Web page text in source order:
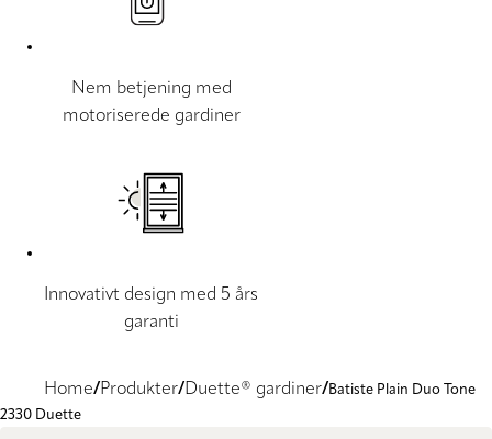
Nem betjening med
motoriserede gardiner
Innovativt design med 5 års
garanti
Home Produkter Duette® gardiner
Batiste Plain Duo Tone
2330 Duette